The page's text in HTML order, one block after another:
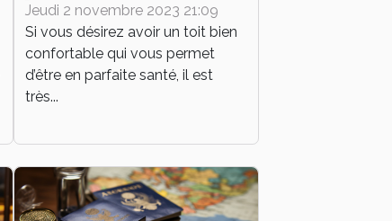
isolée ?
Jeudi 2 novembre 2023 21:09
Si vous désirez avoir un toit bien
confortable qui vous permet
d’être en parfaite santé, il est
très...